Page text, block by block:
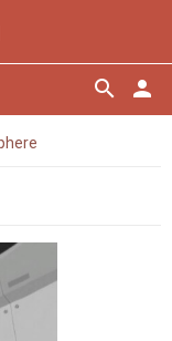
person
search